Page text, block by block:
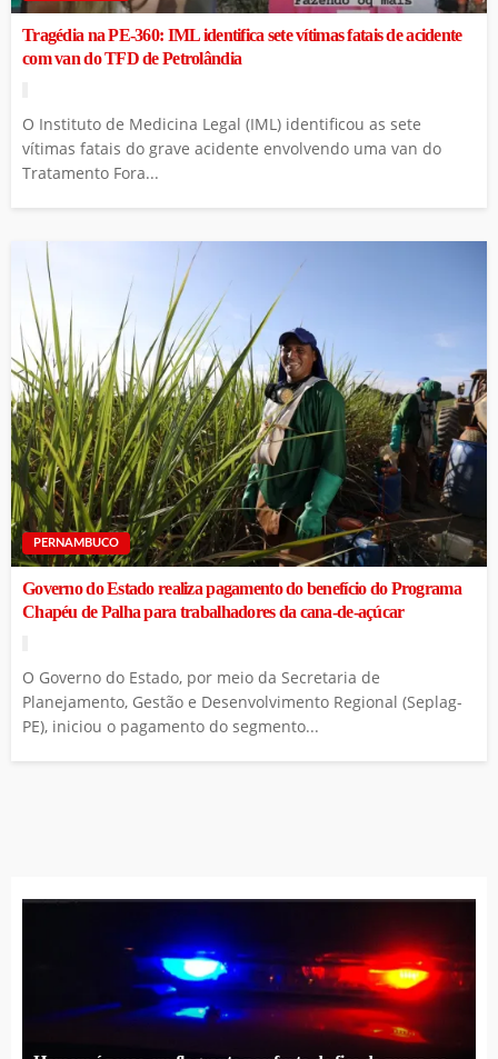
Tragédia na PE-360: IML identifica sete vítimas fatais de acidente
com van do TFD de Petrolândia
O Instituto de Medicina Legal (IML) identificou as sete
vítimas fatais do grave acidente envolvendo uma van do
Tratamento Fora...
PERNAMBUCO
Governo do Estado realiza pagamento do benefício do Programa
Chapéu de Palha para trabalhadores da cana-de-açúcar
O Governo do Estado, por meio da Secretaria de
Planejamento, Gestão e Desenvolvimento Regional (Seplag-
PE), iniciou o pagamento do segmento...